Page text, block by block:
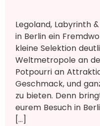
Legoland, Labyrinth
in Berlin ein
kleine Selektion
Weltmetropole an
Potpourri an
Geschmack, und
zu bieten. Denn
eurem Besuch in
[…]